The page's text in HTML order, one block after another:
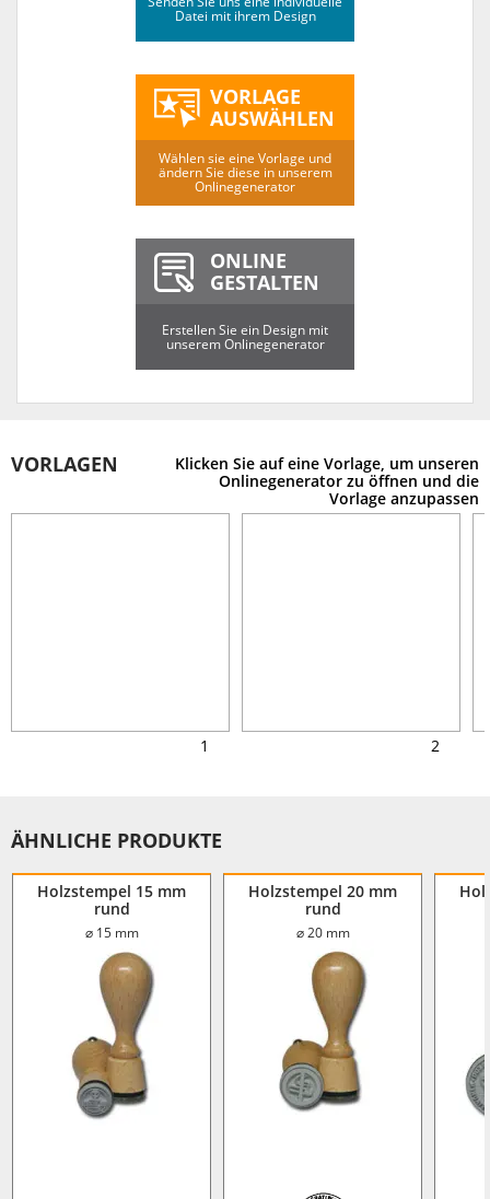
Datei mit ihrem Design
VORLAGE
AUSWÄHLEN
Wählen sie eine Vorlage und
ändern Sie diese in unserem
Onlinegenerator
ONLINE
GESTALTEN
Erstellen Sie ein Design mit
unserem Onlinegenerator
VORLAGEN
Klicken Sie auf eine Vorlage, um unseren
Onlinegenerator zu öffnen und die
Vorlage anzupassen
1 2
ÄHNLICHE PRODUKTE
Holzstempel 15 mm
rund
⌀ 15 mm
Holzstempel 20 mm
rund
⌀ 20 mm